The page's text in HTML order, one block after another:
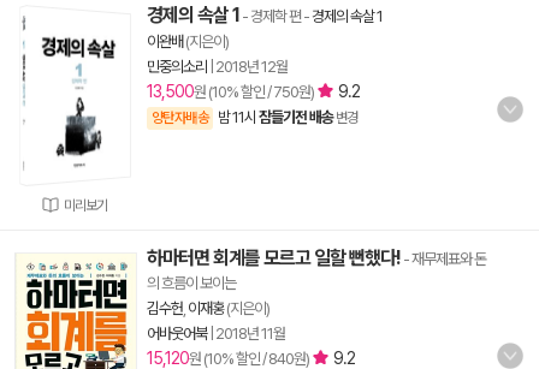
미리보기
경제의 속살 1 - 경제학 편 -경제의 속살 1
이완배 (지은이)
민중의소리
2018년 12월
13,500원 (10% 할인 / 750원) 9.2
양탄자배송 밤 11시 잠들기전 배송 변경
하마터면 회계를 모르고 일할 뻔했다! - 재무제표와 돈
의 흐름이 보이는
김수헌 이재홍(지은이)
어바웃어북| 2018년 11월
15,120원 (10% 할인 / 840원)
9.2